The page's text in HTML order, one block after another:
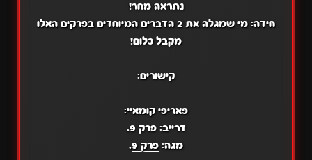
נתראה מחר!
חידה: מי שמגלה את 2 הדברים המיוחדים בפרקים האלו
מקבל כלום!
קישורים:
פאריפי קומאיי:
דרייב:פרק 9
.
מגה: פרק 9 .